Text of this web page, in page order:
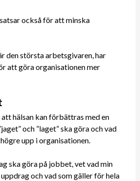
också för att minska
den största arbetsgivaren, har
att göra organisationen mer
att hälsan kan förbättras med en
och ”laget” ska göra och vad
upp i organisationen.
ska göra på jobbet, vet vad min
och vad som gäller för hela